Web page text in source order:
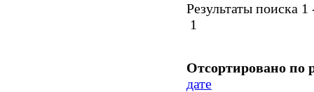
Результаты поиска 1
1
Отсортировано по
дате